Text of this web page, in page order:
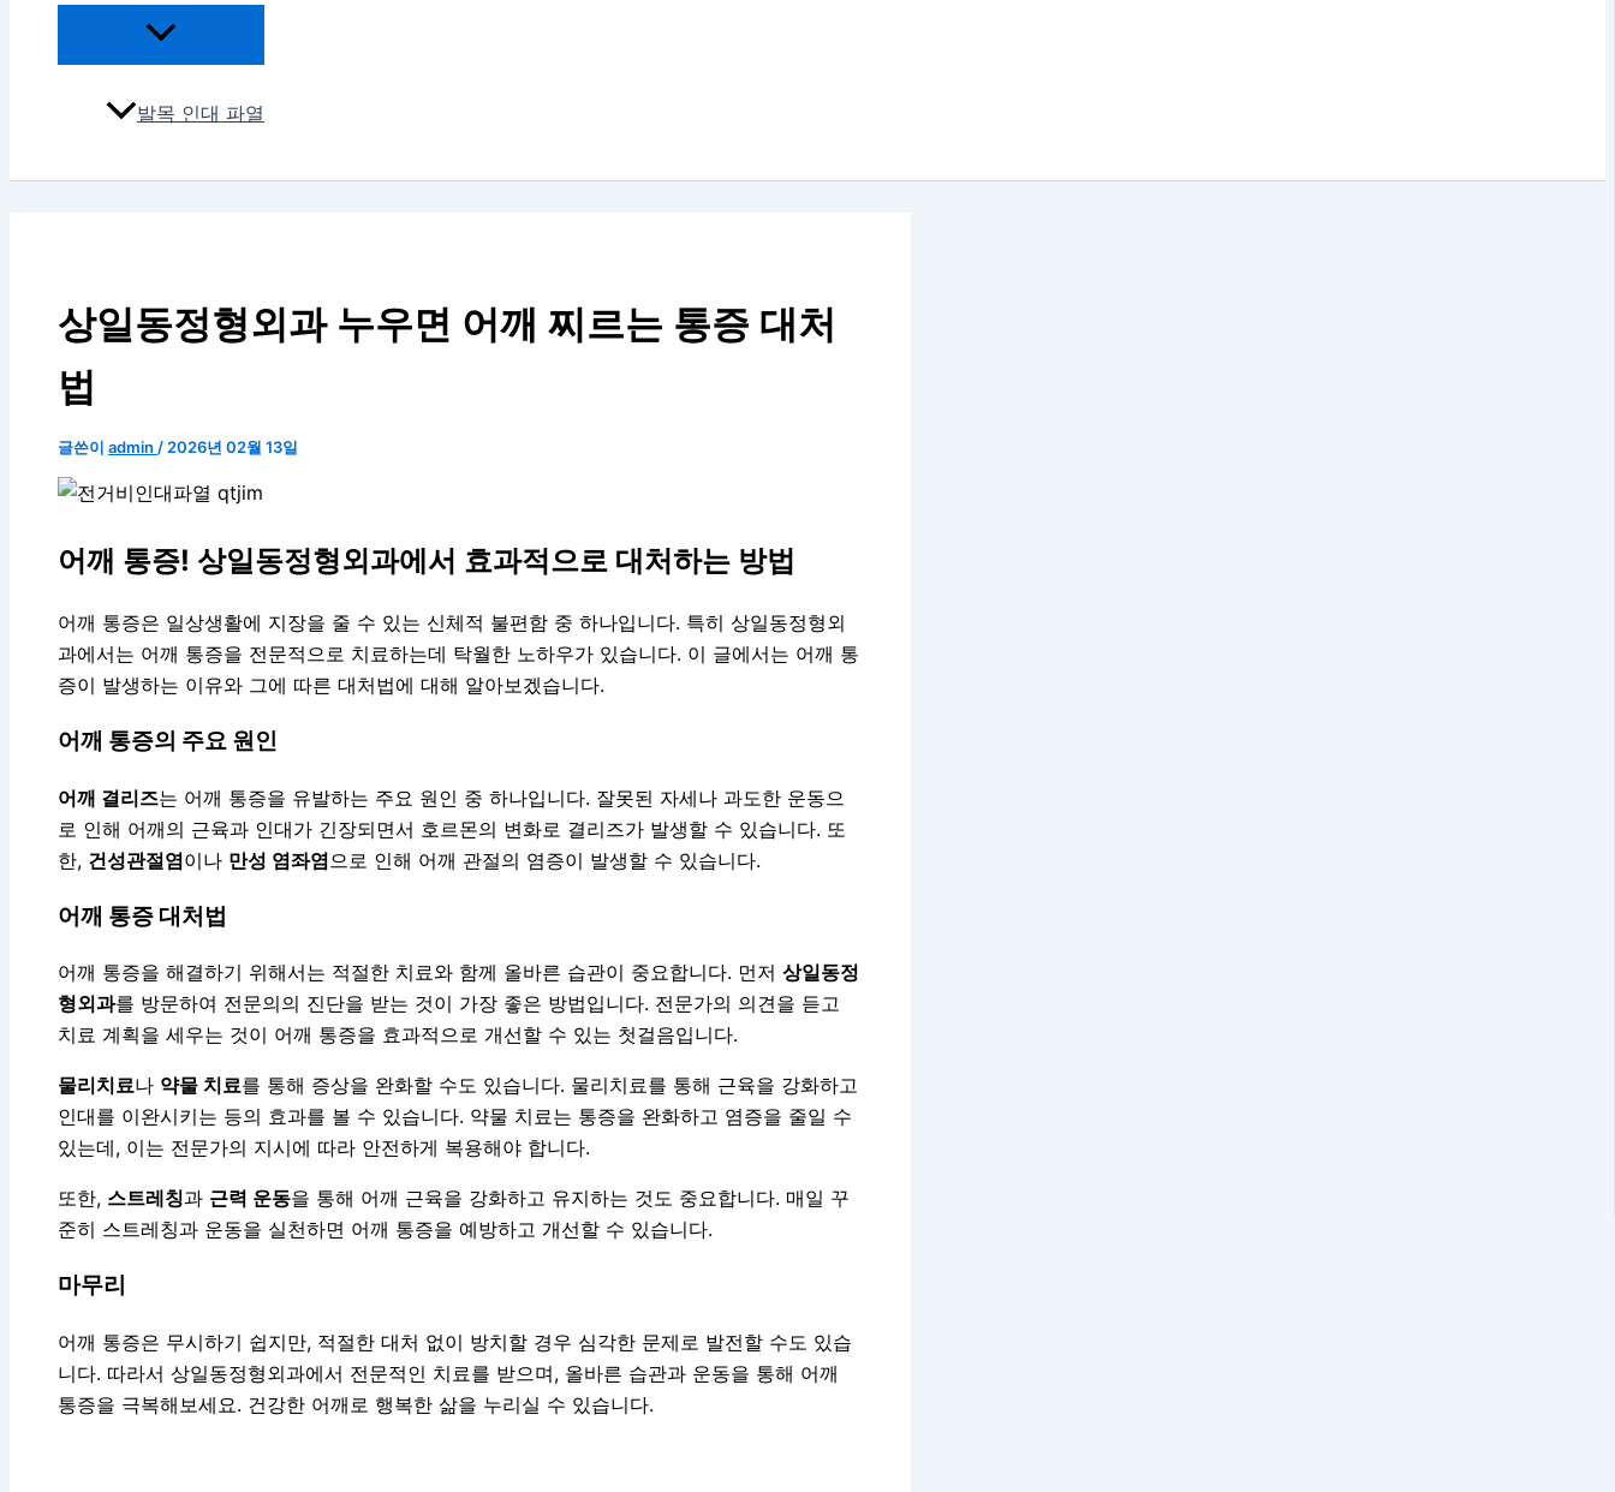
발목 인대 파열
상일동정형외과 누우면 어깨 찌르는 통증 대처
법
글쓴이 admin / 2026년 02월 13일
어깨 통증! 상일동정형외과에서 효과적으로 대처하는 방법
어깨 통증은 일상생활에 지장을 줄 수 있는 신체적 불편함 중 하나입니다. 특히 상일동정형외
과에서는 어깨 통증을 전문적으로 치료하는데 탁월한 노하우가 있습니다. 이 글에서는 어깨 통
증이 발생하는 이유와 그에 따른 대처법에 대해 알아보겠습니다.
어깨 통증의 주요 원인
어깨 결리즈는 어깨 통증을 유발하는 주요 원인 중 하나입니다. 잘못된 자세나 과도한 운동으
로 인해 어깨의 근육과 인대가 긴장되면서 호르몬의 변화로 결리즈가 발생할 수 있습니다. 또
한, 건성관절염이나 만성 염좌염으로 인해 어깨 관절의 염증이 발생할 수 있습니다.
어깨 통증 대처법
어깨 통증을 해결하기 위해서는 적절한 치료와 함께 올바른 습관이 중요합니다. 먼저 상일동정
형외과를 방문하여 전문의의 진단을 받는 것이 가장 좋은 방법입니다. 전문가의 의견을 듣고
치료 계획을 세우는 것이 어깨 통증을 효과적으로 개선할 수 있는 첫걸음입니다.
물리치료나 약물 치료를 통해 증상을 완화할 수도 있습니다. 물리치료를 통해 근육을 강화하고
인대를 이완시키는 등의 효과를 볼 수 있습니다. 약물 치료는 통증을 완화하고 염증을 줄일 수
있는데, 이는 전문가의 지시에 따라 안전하게 복용해야 합니다.
또한, 스트레칭과 근력 운동을 통해 어깨 근육을 강화하고 유지하는 것도 중요합니다. 매일 꾸
준히 스트레칭과 운동을 실천하면 어깨 통증을 예방하고 개선할 수 있습니다.
마무리
어깨 통증은 무시하기 쉽지만, 적절한 대처 없이 방치할 경우 심각한 문제로 발전할 수도 있습
니다. 따라서 상일동정형외과에서 전문적인 치료를 받으며, 올바른 습관과 운동을 통해 어깨
통증을 극복해보세요. 건강한 어깨로 행복한 삶을 누리실 수 있습니다.